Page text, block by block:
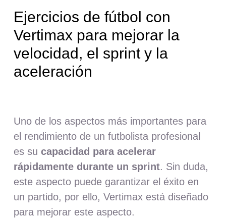
Ejercicios de fútbol con
Vertimax para mejorar la
velocidad, el sprint y la
aceleración
Uno de los aspectos más importantes para
el rendimiento de un futbolista profesional
es sucapacidad para acelerar
rápidamente durante un sprint. Sin duda,
este aspecto puede garantizar el éxito en
un partido, por ello, Vertimax está diseñado
para mejorar este aspecto.